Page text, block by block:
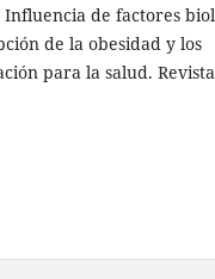
de factores
de la obesidad y los
para la salud. Revista